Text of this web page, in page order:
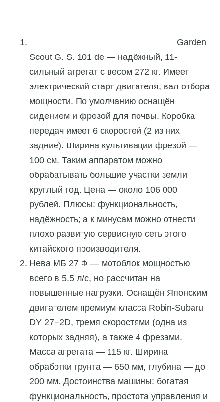
Garden
Scout G. S. 101 de — надёжный, 11-
сильный агрегат с весом 272 кг. Имеет
электрический старт двигателя, вал отбора
мощности. По умолчанию оснащён
сидением и фрезой для почвы. Коробка
передач имеет 6 скоростей (2 из них
задние). Ширина культивации фрезой —
100 см. Таким аппаратом можно
обрабатывать большие участки земли
круглый год. Цена — около 106 000
рублей. Плюсы: функциональность,
надёжность; а к минусам можно отнести
плохо развитую сервисную сеть этого
китайского производителя.
Нева МБ 27 Ф — мотоблок мощностью
всего в 5.5 л/с, но рассчитан на
повышенные нагрузки. Оснащён Японским
двигателем премиум класса Robin-Subaru
DY 27−2D, тремя скоростями (одна из
которых задняя), а также 4 фрезами.
Масса агрегата — 115 кг. Ширина
обработки грунта — 650 мм, глубина — до
200 мм. Достоинства машины: богатая
функциональность, простота управления и